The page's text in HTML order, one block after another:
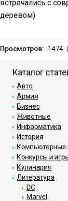
встречались с
деревом)
Просмотров: 1474
Каталог
Авто
Армия
Бизнес
Животные
Информатика
История
Компьютерные
Конкурсы и
Кулинария
Литература
DC
Marvel